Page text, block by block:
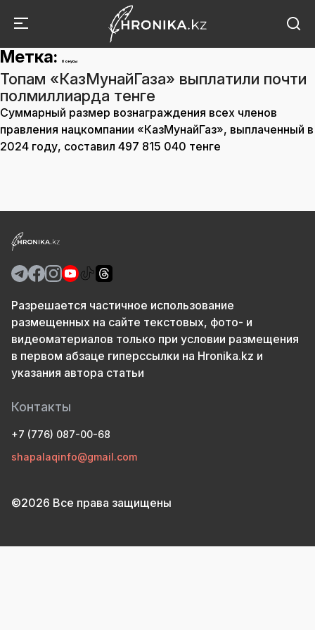
Метка: бонусы
Топам «КазМунайГаза» выплатили почти
полмиллиарда тенге
Суммарный размер вознаграждения всех членов
правления нацкомпании «КазМунайГаз», выплаченный в
2024 году, составил 497 815 040 тенге
Разрешается частичное использование
размещенных на сайте текстовых, фото- и
видеоматериалов только при условии размещения
в первом абзаце гиперссылки на Hronika.kz и
указания автора статьи
Контакты
+7 (776) 087-00-68
shapalaqinfo@gmail.com
©2026 Все права защищены